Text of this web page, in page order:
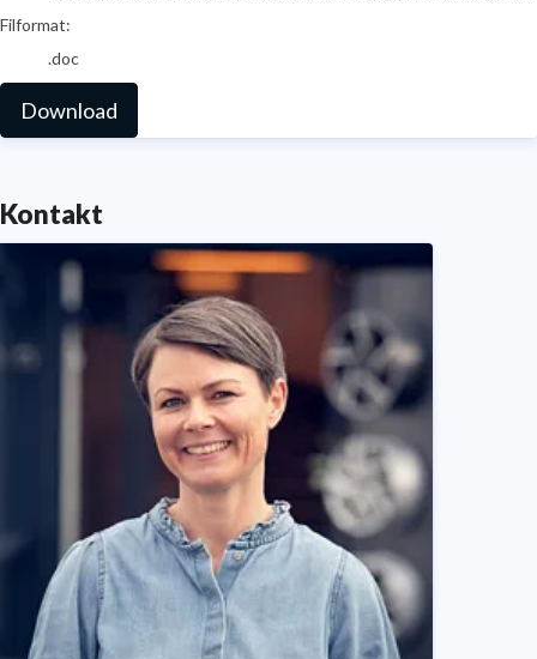
Filformat:
.doc
Download
Kontakt